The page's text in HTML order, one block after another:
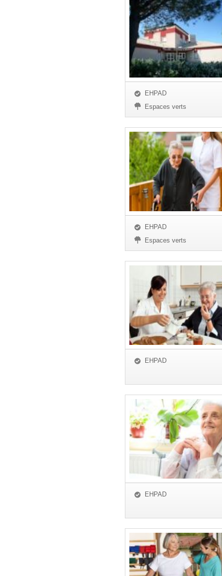
EHPAD
Espaces verts
EHPAD
Espaces verts
EHPAD
EHPAD